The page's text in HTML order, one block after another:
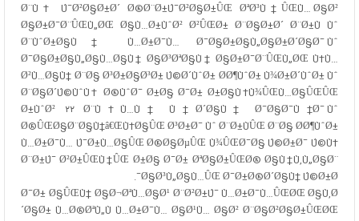
Ø¨Ù‡ Ú¯Ø²Ø§Ø±Ø´ Ø®Ø¨Ø±Ú¯Ø²Ø§Ø±ÛŒ ØªØ³Ù†ÛŒÙ… Ø§Ø²
Ø§Ø±Ø¯Ø¨ÛŒÙ„ØŒ Ø§Ù…Ø±ÙˆØ² Ø²ÛŒØ± Ø¨Ø§Ø±Ø´ Ø¨Ø±Ù Ùˆ
Ø¨ÙˆØ±Ø§Ù† Ù…Ø±Ø¯Ù… Ø¯Ø§Ø±Ø§Ù„Ø§Ø±Ø´Ø§Ø¯ Ùˆ
Ø¯Ø§Ø±Ø§Ù„Ø§Ù…Ø§Ù† Ø§Ø³ØªØ§Ù† Ø§Ø±Ø¯Ø¨ÛŒÙ„ØŒ Ù‡Ù…
Ø²Ù…Ø§Ù† Ø¨Ø§ Ø³Ø±Ø§Ø³Ø± Ú©Ø´ÙˆØ± Ø­Ø¶ÙˆØ± Ù¾Ø±Ø´ÙˆØ± Ùˆ
Ø¨Ø§Ø´Ú©ÙˆÙ‡ Ø®ÙˆØ¯ Ø±Ø§ Ø¯Ø± Ø±Ø§Ù‡Ù¾ÛŒÙ…Ø§ÛŒÛŒ
Ø±ÙˆØ² ۲۲ Ø¨Ù‡Ù…Ù† Ù†Ø´Ø§Ù† Ø¯Ø§Ø¯Ù†Ø¯ Ùˆ
Ø®ÛŒØ§Ø¨Ø§Ù†â€ŒÙ‡Ø§ÛŒ Ø³Ø±Ø¯ Ùˆ Ø¨Ø±ÙÛŒ Ø¨Ø§ Ø­Ø¶ÙˆØ±
Ù…Ø±Ø¯Ù… Ú¯Ø±Ù…Ø§ÛŒ Ø®Ø§ØµÛŒ Ù¾ÛŒØ¯Ø§ Ú©Ø±Ø¯ Ú©Ù‡
Ø¨Ø±Ú¯ Ø²Ø±ÛŒÙ†ÛŒ Ø±Ø§ Ø¯Ø± ØªØ§Ø±ÛŒØ® Ø§Ù†Ù‚Ù„Ø§Ø¨
Ø§Ø³Ù„Ø§Ù…ÛŒ Ø¯Ø±Ø®Ø´Ø§Ù† Ú©Ø±Ø¯.
Ø¯Ø± Ø§ÛŒÙ† Ø§Ø¬ØªÙ…Ø§Ø¹ Ø¨Ø²Ø±Ú¯ Ù…Ø±Ø¯Ù…ÛŒØŒ Ø§Ù‚Ø
´Ø§Ø± Ù…Ø®ØªÙ„Ù Ù…Ø±Ø¯Ù… Ø§Ø¹Ù… Ø§Ø² Ø¨Ø§Ø²Ø§Ø±ÛŒØŒ